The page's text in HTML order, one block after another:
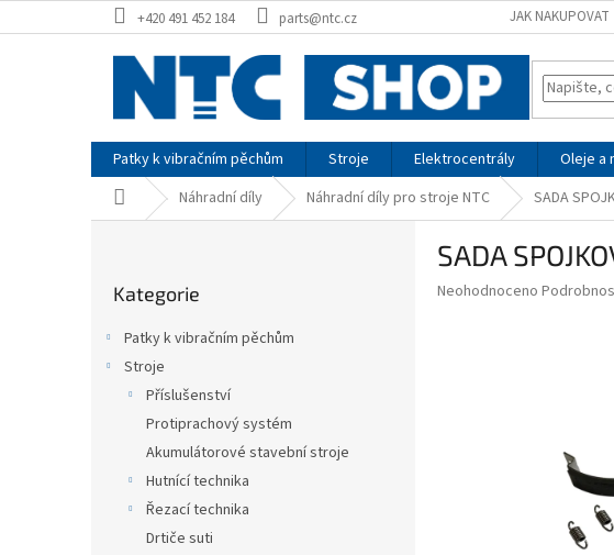
na
+420 491 452 184 parts@ntc.cz JAK NAKUPOVAT
Patky k vibračním pěchům Stroje Elektrocentrály Oleje a
Domů Náhradní díly Náhradní díly pro stroje NTC SADA
kategorie
Kategorie
Patky k vibračním pěchům
Stroje
Příslušenství
Protiprachový systém
Akumulátorové stavební stroje
Hutnící technika
Řezací technika
Drtiče suti
SADA
Průměrné
Neohodnoceno